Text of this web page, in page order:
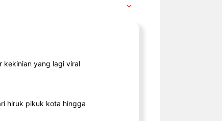
kekinian yang lagi viral
hiruk pikuk kota hingga